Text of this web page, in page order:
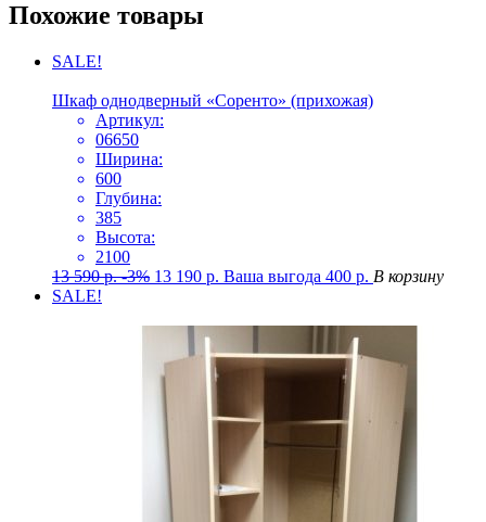
Похожие товары
SALE!
Шкаф однодверный «Соренто» (прихожая)
Артикул:
06650
Ширина:
600
Глубина:
385
Высота:
2100
13 590р. -3% 13 190 р. Ваша выгода 400 р. В корзину
SALE!